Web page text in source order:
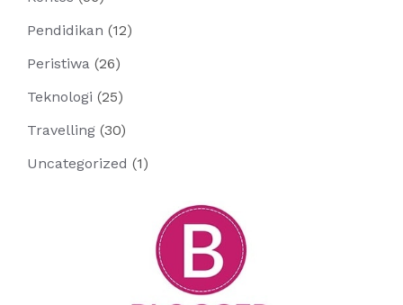
Pendidikan (12)
Peristiwa (26)
Teknologi (25)
Travelling (30)
Uncategorized (1)